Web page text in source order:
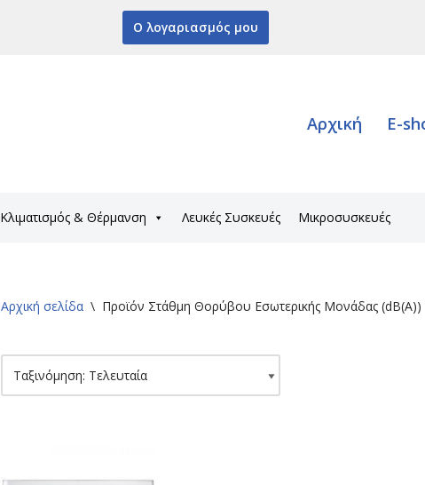
Ο λογαριασμός μου
Αρχική E-
Κλιματισμός & Θέρμανση Λευκές Συσκευές Μικροσυσκευές
Αρχική σελίδα \ Προϊόν Στάθμη Θορύβου Εσωτερικής Μονάδας (dB(A))